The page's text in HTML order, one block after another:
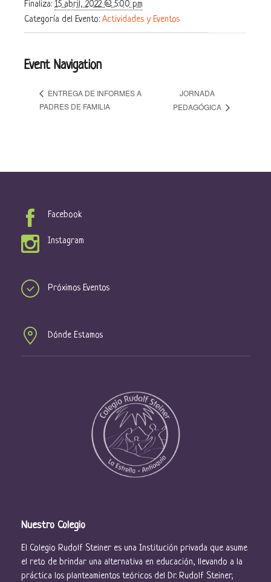
Finaliza: 15 abril, 2022 @ 5:00 pm
Categoría del Evento: Actividades y Eventos
Event Navigation
ENTREGA DE INFORMES A
PADRES DE FAMILIA
JORNADA
PEDAGÓGICA
Facebook
Instagram
Próximos Eventos
Dónde Estamos
Nuestro Colegio
El Colegio Rudolf Steiner es una Institución privada que asume
el reto de brindar una alternativa en educación, llevando a la
práctica los planteamientos teóricos del Dr. Rudolf Steiner,